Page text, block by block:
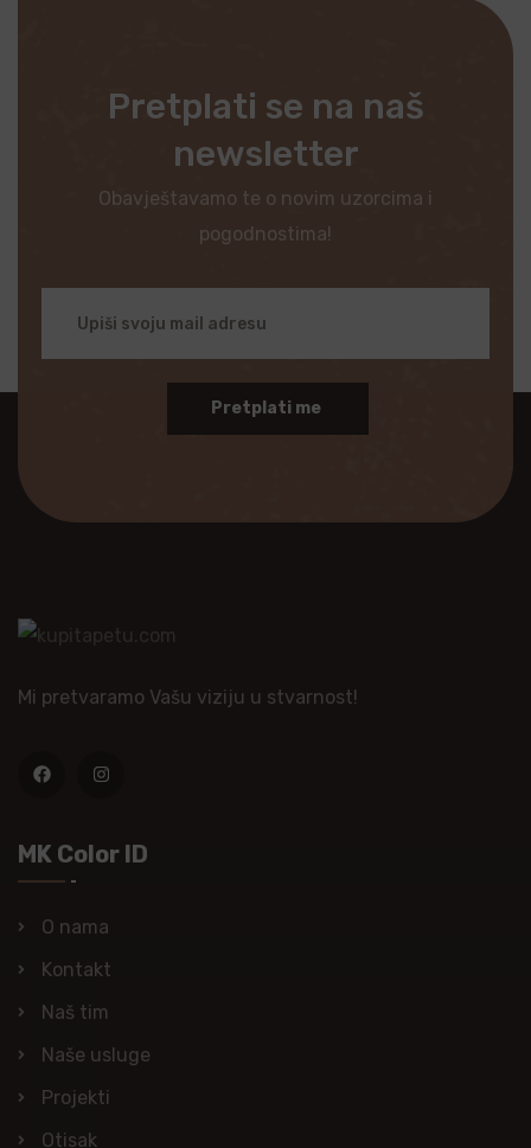
Pretplati se na naš
newsletter
Obavještavamo te o novim uzorcima i
pogodnostima!
Pretplati me
Mi pretvaramo Vašu viziju u stvarnost!
MK Color ID
O nama
Kontakt
Naš tim
Naše usluge
Projekti
Otisak